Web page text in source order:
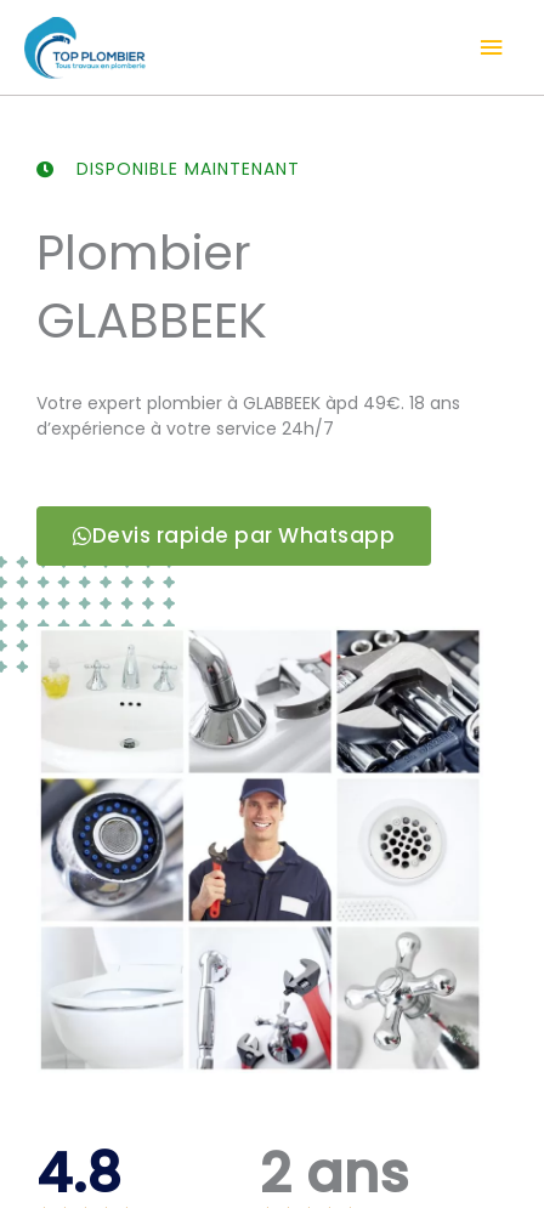
contenu
DISPONIBLE MAINTENANT
Plombier
GLABBEEK
Votre expert plombier à GLABBEEK àpd 49€. 18 ans
d’expérience à votre service 24h/7
Devis rapide par Whatsapp
4.8 2 ans